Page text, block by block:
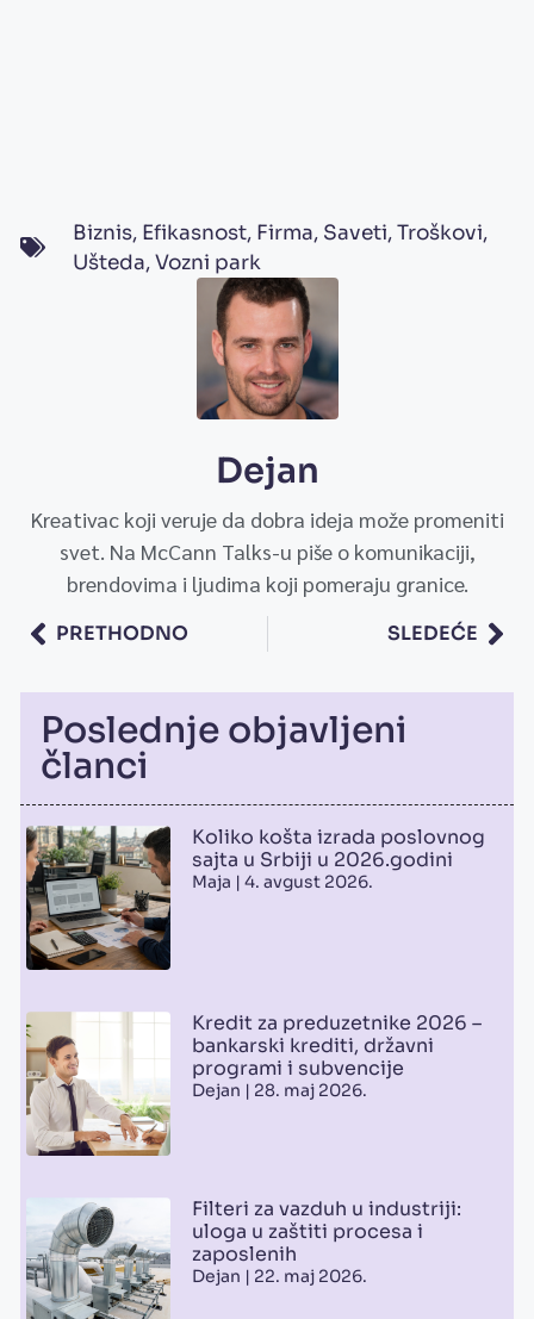
Biznis, Efikasnost, Firma, Saveti,Troškovi,
Ušteda,Vozni park
Dejan
Kreativac koji veruje da dobra ideja može promeniti
svet. Na McCann Talks-u piše o komunikaciji,
brendovima i ljudima koji pomeraju granice.
PRETHODNO SLEDEĆE
Poslednje objavljeni
članci
Koliko košta izrada poslovnog
sajta u Srbiji u 2026.godini
Maja 4. avgust 2026.
Kredit za preduzetnike 2026 –
bankarski krediti, državni
programi i subvencije
Dejan 28. maj 2026.
Filteri za vazduh u industriji:
uloga u zaštiti procesa i
zaposlenih
Dejan 22. maj 2026.